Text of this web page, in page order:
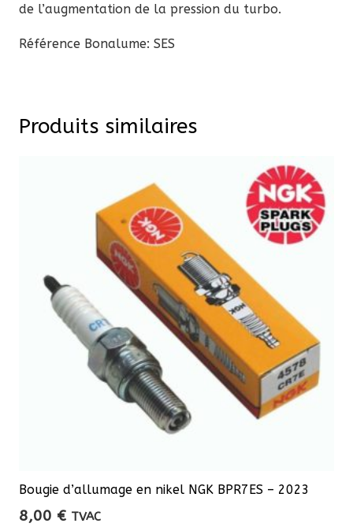
de l’augmentation de la pression du turbo.
Référence Bonalume: SES
Produits similaires
Bougie d’allumage en nikel NGK BPR7ES – 2023
8,00 € TVAC